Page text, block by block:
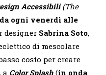
Accessibili(The
ogni venerdì alle
designer Sabrina Soto,
di mescolare
costo per creare
a Color Splash (in onda